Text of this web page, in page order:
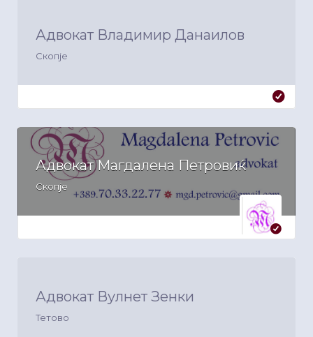
Адвокат Владимир Данаилов
Скопје
Адвокат Магдалена Петровиќ
Скопје
Адвокат Вулнет Зенки
Тетово